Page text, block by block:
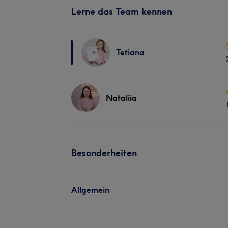
Lerne das Team kennen
Tetiana
Nataliia
Besonderheiten
Allgemein